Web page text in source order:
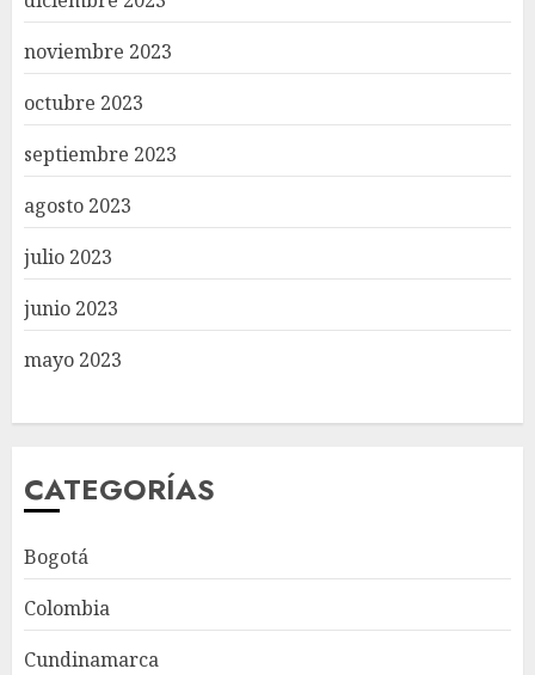
noviembre 2023
octubre 2023
septiembre 2023
agosto 2023
julio 2023
junio 2023
mayo 2023
CATEGORÍAS
Bogotá
Colombia
Cundinamarca